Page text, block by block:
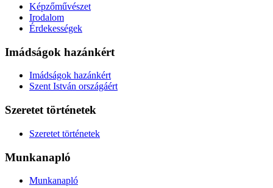
Képzőművészet
Irodalom
Érdekességek
Imádságok hazánkért
Imádságok hazánkért
Szent István országáért
Szeretet történetek
Szeretet történetek
Munkanapló
Munkanapló